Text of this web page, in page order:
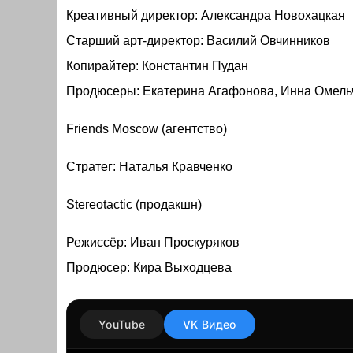
Креативный директор: Александра Новохацкая
Старший арт-директор: Василий Овчинников
Копирайтер: Константин Пудан
Продюсеры: Екатерина Агафонова, Инна
Friends Moscow (агентство)
Стратег: Наталья Кравченко
Stereotactic (продакшн)
Режиссёр: Иван Проскуряков
Продюсер: Кира Выходцева
YouTube VK Видео